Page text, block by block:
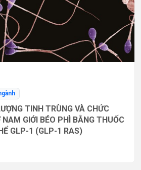
TINH TRÙNG VÀ CHỨC
GIỚI BÉO PHÌ BẰNG THUỐC
GLP-1 (GLP-1 RAS)